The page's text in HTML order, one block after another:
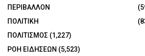
ΠΕΡΙΒΑΛΛΟΝ
ΠΟΛΙΤΙΚΗ
ΠΟΛΙΤΙΣΜΟΣ (1,227)
ΡΟΗ ΕΙΔΗΣΕΩΝ (5,523)